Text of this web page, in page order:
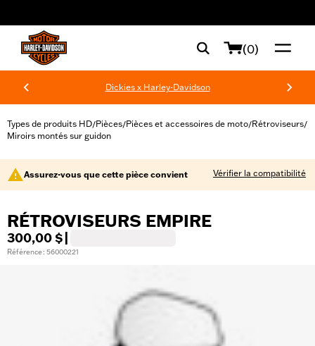
(0)
Dickies x Harley-Davidson
Types de produits HD/Pièces/Pièces et accessoires de moto/Rétroviseurs/
Miroirs montés sur guidon
Assurez-vous que cette pièce convient Vérifier la compatibilité
RÉTROVISEURS EMPIRE
300,00 $
Référence : 56000221